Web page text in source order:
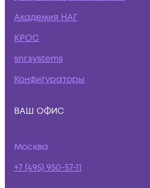
Академия НАГ
КРОС
snr.systems
Конфигураторы
ВАШ ОФИС
Москва
+7 (495) 950-57-11